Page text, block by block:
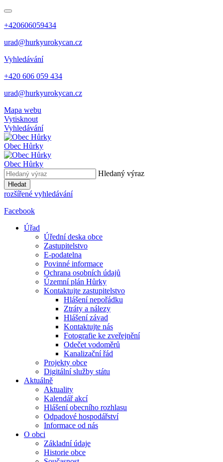
+420606059434
urad@hurkyurokycan.cz
Vyhledávání
+420 606 059 434
urad@hurkyurokycan.cz
Mapa webu
Vytisknout
Vyhledávání
Obec Hůrky
Obec Hůrky
Hledaný výraz
Hledat
rozšířené vyhledávání
Facebook
Úřad
Úřední deska obce
Zastupitelstvo
E-podatelna
Povinné informace
Ochrana osobních údajů
Územní plán Hůrky
Kontaktujte zastupitelstvo
Hlášení nepořádku
Ztráty a nálezy
Hlášení závad
Kontaktujte nás
Fotografie ke zveřejnění
Odečet vodoměrů
Kanalizační řád
Projekty obce
Digitální služby státu
Aktuálně
Aktuality
Kalendář akcí
Hlášení obecního rozhlasu
Odpadové hospodářství
Informace od nás
O obci
Základní údaje
Historie obce